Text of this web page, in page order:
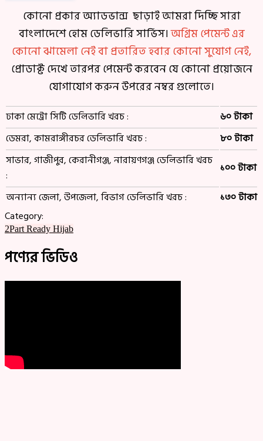
কোনো প্রকার অ্যাডভান্স ছাড়াই আমরা দিচ্ছি সারা
বাংলাদেশে হোম ডেলিভারি সার্ভিস।অগ্রিম পেমেন্ট এর
কোনো ঝামেলা নেই বা প্রতারিত হবার কোনো সুযোগ নেই,
প্রোডাক্ট দেখে তারপর পেমেন্ট করবেন যে কোনো প্রয়োজনে
যোগাযোগ করুন উপরের নম্বর গুলোতে।
ঢাকা মেট্রো সিটি ডেলিভারি খরচ :
৬০ টাকা
ডেমরা, কামরাঙ্গীরচর ডেলিভারি খরচ :
৮০ টাকা
সাভার, গাজীপুর, কেরানীগঞ্জ, নারায়ণগঞ্জ ডেলিভারি খরচ
:
১০০ টাকা
অন্যান্য জেলা, উপজেলা, বিভাগ ডেলিভারি খরচ :
১৩০ টাকা
Category:
2Part Ready Hijab
পণ্যের ভিডিও